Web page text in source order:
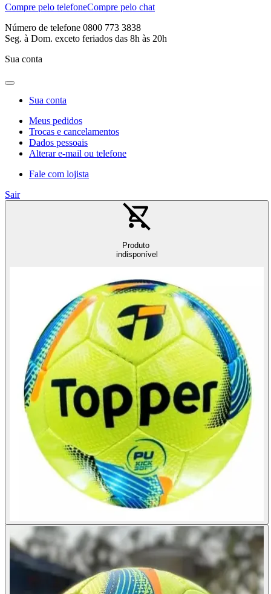
Compre pelo telefoneCompre pelo chat
Número de telefone 0800 773 3838
Seg. à Dom. exceto feriados das 8h às 20h
Sua conta
Sua conta
Meus pedidos
Trocas e cancelamentos
Dados pessoais
Alterar e-mail ou telefone
Fale com lojista
Sair
Produto
indisponível